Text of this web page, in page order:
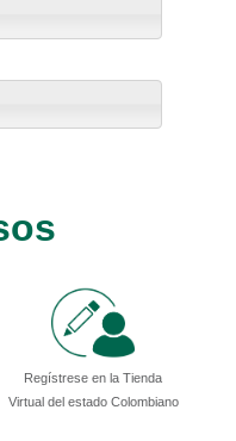
Regístrese en la Tienda
Virtual del estado Colombiano